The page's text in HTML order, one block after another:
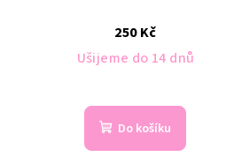
250 Kč
Ušijeme do 14 dnů
Do košíku